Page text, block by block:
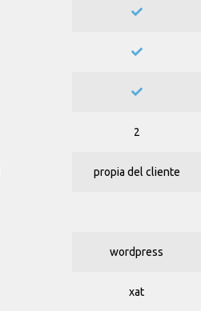
2
propia del cliente
wordpress
xat